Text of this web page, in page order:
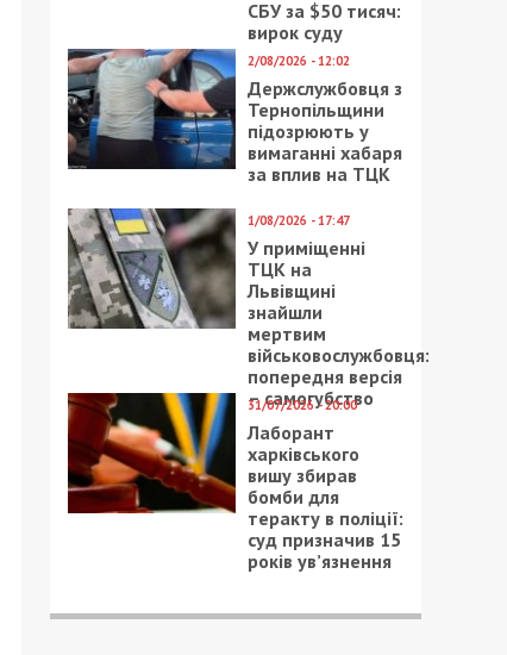
СБУ за $50 тисяч:
вирок суду
2/08/2026 - 12:02
Держслужбовця з
Тернопільщини
підозрюють у
вимаганні хабаря
за вплив на ТЦК
1/08/2026 - 17:47
У приміщенні
ТЦК на
Львівщині
знайшли
мертвим
військовослужбовця:
попередня версія
– самогубство
31/07/2026 - 20:00
Лаборант
харківського
вишу збирав
бомби для
теракту в поліції:
суд призначив 15
років ув’язнення